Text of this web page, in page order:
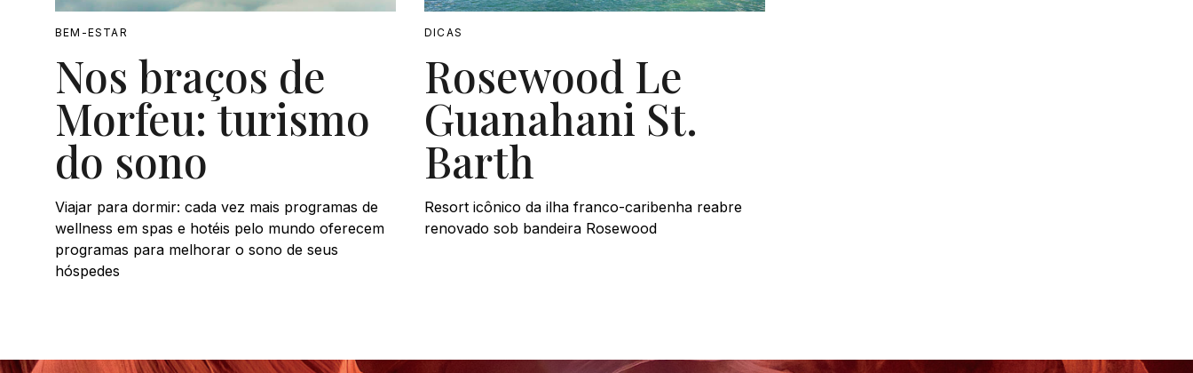
BEM-ESTAR
Nos braços de
Morfeu: turismo
do sono
Viajar para dormir: cada vez mais programas de
wellness em spas e hotéis pelo mundo oferecem
programas para melhorar o sono de seus
hóspedes
DICAS
Rosewood Le
Guanahani St.
Barth
Resort icônico da ilha franco-caribenha reabre
renovado sob bandeira Rosewood